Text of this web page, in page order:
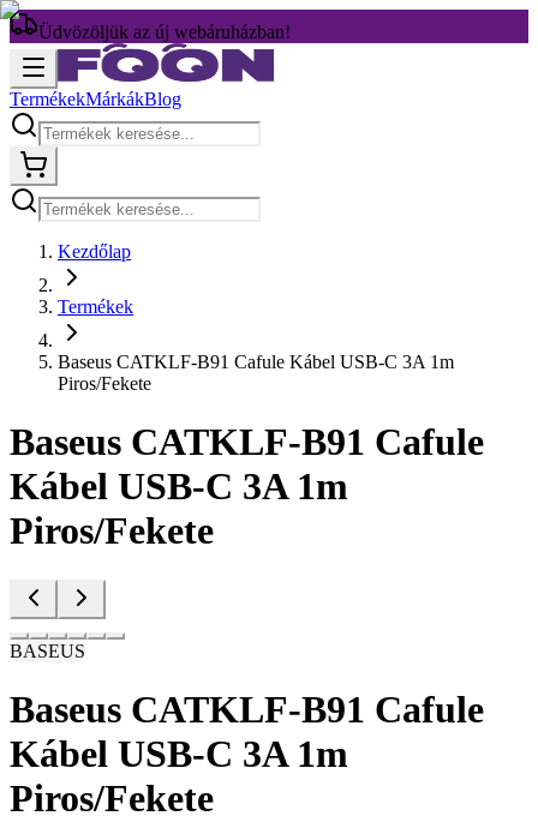
Üdvözöljük az új webáruházban!
TermékekMárkákBlog
Kezdőlap
Termékek
Baseus CATKLF-B91 Cafule Kábel USB-C 3A 1m
Piros/Fekete
Baseus CATKLF-B91 Cafule
Kábel USB-C 3A 1m
Piros/Fekete
BASEUS
Baseus CATKLF-B91 Cafule
Kábel USB-C 3A 1m
Piros/Fekete